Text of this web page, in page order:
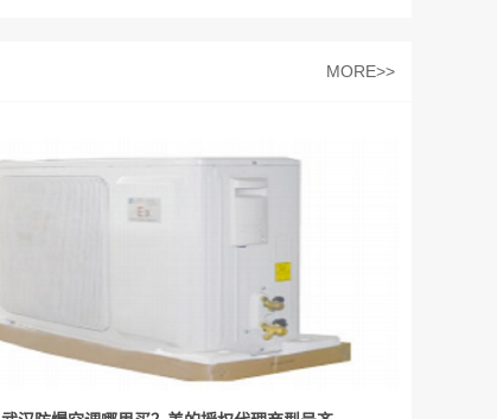
MORE>>